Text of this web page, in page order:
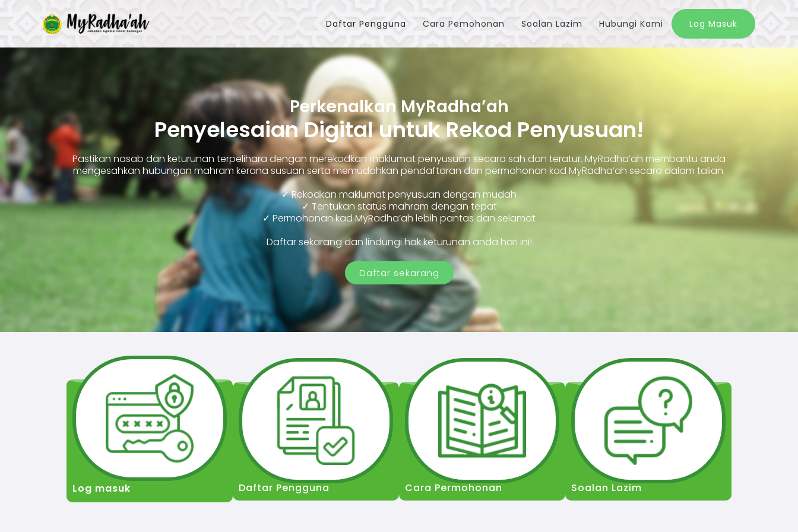
Skip
to
content
Daftar Pengguna Cara Pemohonan Soalan Lazim Hubungi Kami Log Masuk
Perkenalkan MyRadha’ah
Penyelesaian Digital untuk Rekod Penyusuan!
Pastikan nasab dan keturunan terpelihara dengan merekodkan maklumat penyusuan secara sah dan teratur. MyRadha’ah membantu anda
mengesahkan hubungan mahram kerana susuan serta memudahkan pendaftaran dan permohonan kad MyRadha’ah secara dalam talian.
✓ Rekodkan maklumat penyusuan dengan mudah
✓ Tentukan status mahram dengan tepat
✓ Permohonan kad MyRadha’ah lebih pantas dan selamat
Daftar sekarang dan lindungi hak keturunan anda hari ini!
Daftar sekarang
Log masuk Daftar Pengguna Cara Permohonan Soalan Lazim